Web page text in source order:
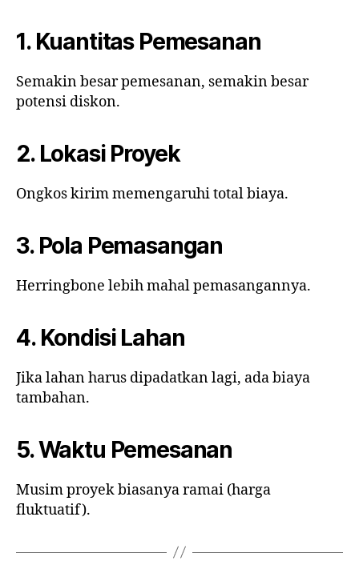
1. Kuantitas Pemesanan
Semakin besar pemesanan, semakin besar
potensi diskon.
2. Lokasi Proyek
Ongkos kirim memengaruhi total biaya.
3. Pola Pemasangan
Herringbone lebih mahal pemasangannya.
4. Kondisi Lahan
Jika lahan harus dipadatkan lagi, ada biaya
tambahan.
5. Waktu Pemesanan
Musim proyek biasanya ramai (harga
fluktuatif).